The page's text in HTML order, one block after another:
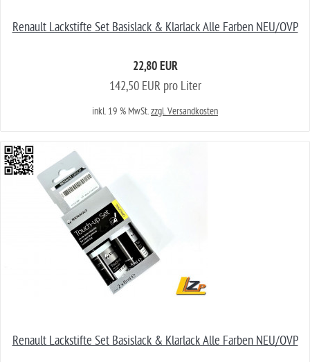
Renault Lackstifte Set Basislack & Klarlack Alle Farben NEU/OVP
22,80 EUR
142,50 EUR pro Liter
inkl. 19 % MwSt.zzgl. Versandkosten
Renault Lackstifte Set Basislack & Klarlack Alle Farben NEU/OVP